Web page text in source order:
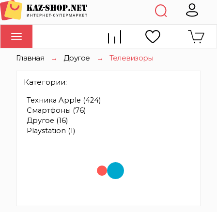
Toggle
navigation
Главная
→ Другое → Телевизоры
Категории:
Техника Apple (424)
Смартфоны (76)
Другое (16)
Playstation (1)